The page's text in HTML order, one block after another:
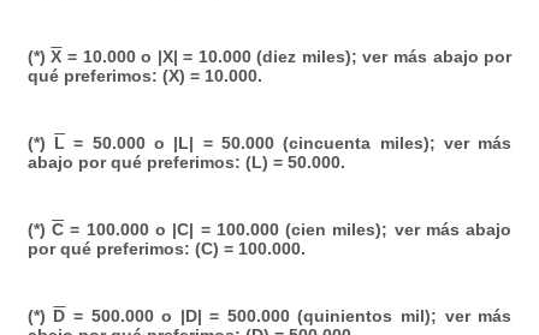
(*)X = 10.000 o |X| = 10.000 (diez miles); ver más abajo por
qué preferimos: (X) = 10.000.
(*) L = 50.000 o |L| = 50.000 (cincuenta miles); ver más
abajo por qué preferimos: (L) = 50.000.
(*)C = 100.000 o |C| = 100.000 (cien miles); ver más abajo
por qué preferimos: (C) = 100.000.
(*) D = 500.000 o |D| = 500.000 (quinientos mil); ver más